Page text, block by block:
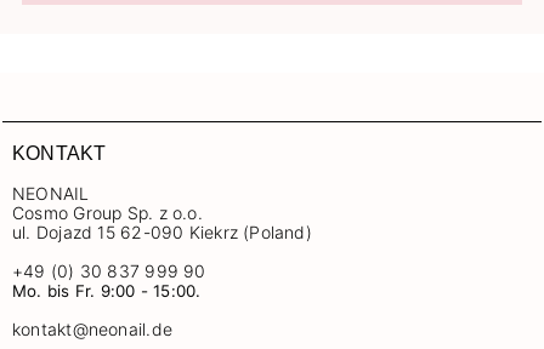
KONTAKT
NEONAIL
Cosmo Group Sp. z o.o.
ul. Dojazd 15 62-090 Kiekrz (Poland)
+49 (0) 30 837 999 90
Mo. bis Fr. 9:00 - 15:00.
kontakt@neonail.de